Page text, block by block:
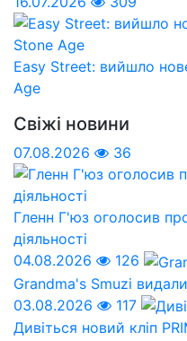
Easy Street: вийшло
Age
Свіжі новини
07.08.2026 36
Гленн Г'юз оголосив
діяльності
04.08.2026
126
Grandma's Smuzi
03.08.2026
117
Дивіться новий кліп